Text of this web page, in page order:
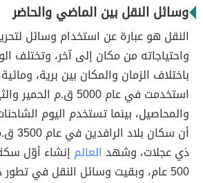
وسائل النقل بين الماضي والحاضر
النقل هو عبارة عن استخدام وسائل
واحتياجاته من مكان إلى آخر، وتختلف
باختلاف الزمان والمكان بين برية،
استخدمت في عام 5000
والمحاصيل، بينما تستخدم اليوم
أن
ذي عجلات، وشهد العالم إنشاء أوّل
500 عام، وبقيت وسائل النقل في